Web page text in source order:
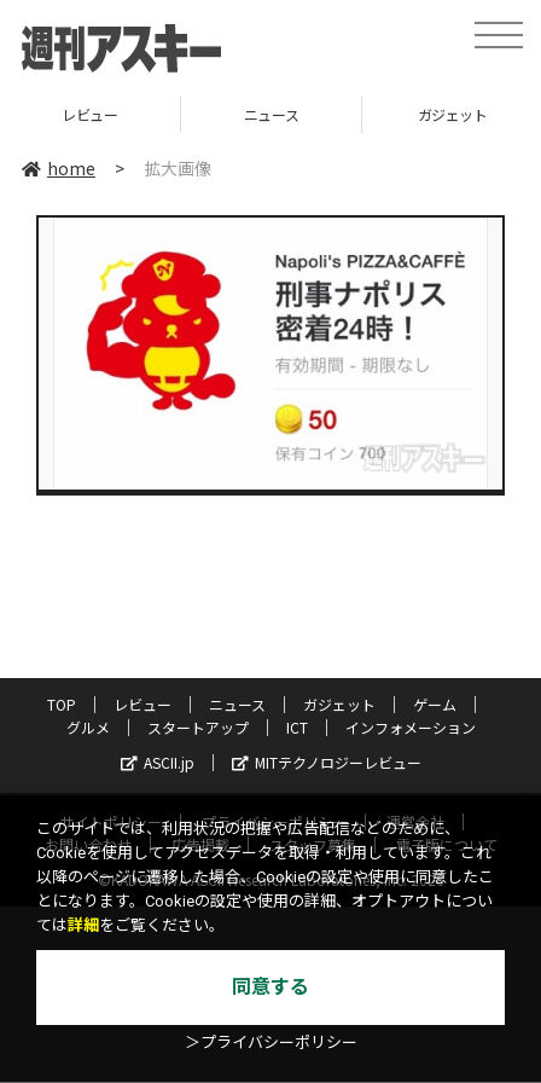
toggle
レビュー ニュース ガジェット
home > 拡大画像
TOP レビュー ニュース ガジェット
ゲーム
グルメ
スタートアップ ICT
インフォメーション
ASCII.jp
MITテクノロジーレビュー
サイトポリシー プライバシーポリシー
運営会社
お問い合わせ
広告掲載 スタッフ募集
電子版について
©KADOKAWA ASCII Research Laboratories, Inc. 2026
このサイトでは、利用状況の把握や広告配信などのために、
Cookieを使用してアクセスデータを取得・利用しています。これ
以降のページに遷移した場合、Cookieの設定や使用に同意したこ
とになります。Cookieの設定や使用の詳細、オプトアウトについ
ては詳細 をご覧ください。
同意する
＞プライバシーポリシー